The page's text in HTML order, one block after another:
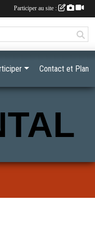
Contact et Plan
Participer au site :